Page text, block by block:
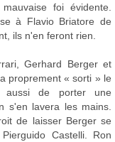
foi évidente.
à Flavio Briatore de
ils n'en feront rien.
Gerhard Berger et
proprement « sorti » le
aussi de porter une
s'en lavera les mains.
de laisser Berger se
Castelli. Ron